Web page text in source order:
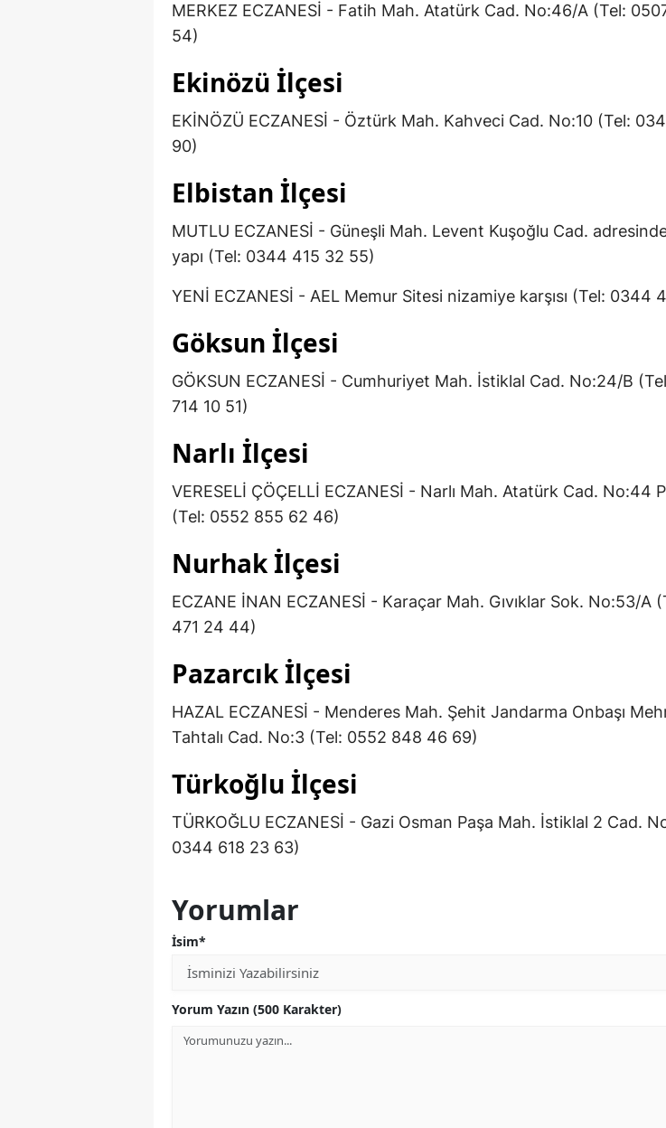
MERKEZ ECZANESİ - Fatih Mah. Atatürk Cad. No:46/A (Tel:
54)
Ekinözü İlçesi
EKİNÖZÜ ECZANESİ - Öztürk Mah. Kahveci Cad. No:10 (Tel:
90)
Elbistan İlçesi
MUTLU ECZANESİ - Güneşli Mah. Levent Kuşoğlu Cad.
yapı (Tel: 0344 415 32 55)
YENİ ECZANESİ - AEL Memur Sitesi nizamiye karşısı (Tel: 0344
Göksun İlçesi
GÖKSUN ECZANESİ - Cumhuriyet Mah. İstiklal Cad. No:24/B
714 10 51)
Narlı İlçesi
VERESELİ ÇÖÇELLİ ECZANESİ - Narlı Mah. Atatürk Cad. No:44
(Tel: 0552 855 62 46)
Nurhak İlçesi
ECZANE İNAN ECZANESİ - Karaçar Mah. Gıvıklar Sok. No:53/A
471 24 44)
Pazarcık İlçesi
HAZAL ECZANESİ - Menderes Mah. Şehit Jandarma Onbaşı
Tahtalı Cad. No:3 (Tel: 0552 848 46 69)
Türkoğlu İlçesi
TÜRKOĞLU ECZANESİ - Gazi Osman Paşa Mah. İstiklal 2 Cad.
0344 618 23 63)
Yorumlar
İsim*
Yorum Yazın (500 Karakter)